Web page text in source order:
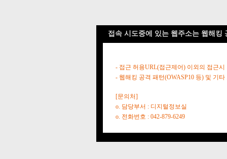
접속 시도중에 있는 웹주소는 웹해킹
- 접근 허용URL(접근제어) 이외의 접근시
- 웹해킹 공격 패턴(OWASP10 등) 및 기
[문의처]
o. 담당부서 : 디지털정보실
o. 전화번호 : 042-879-6249